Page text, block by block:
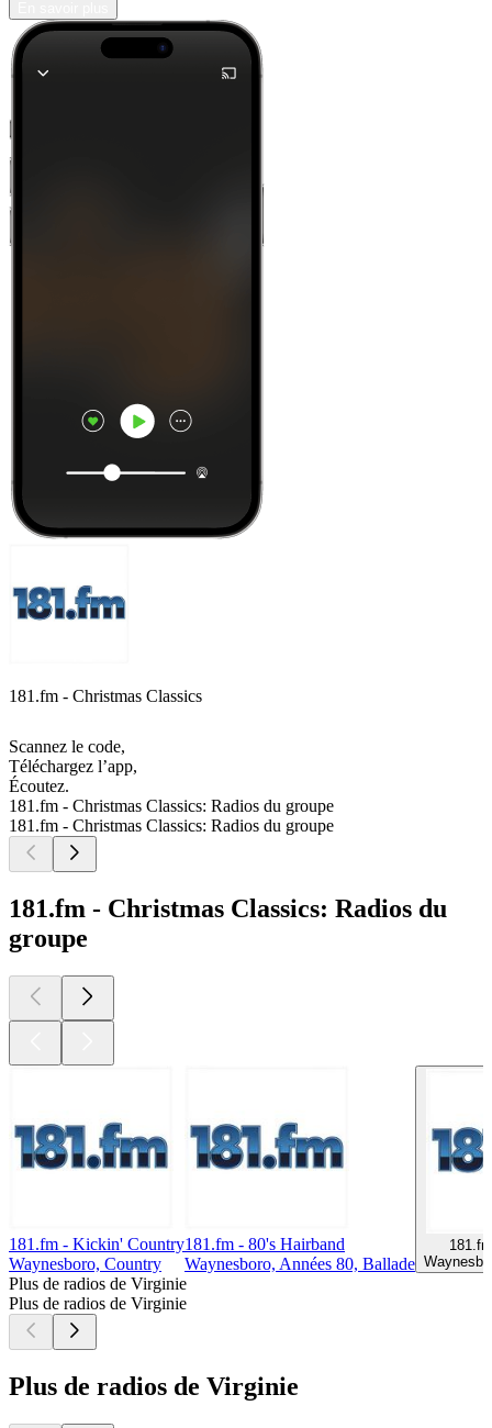
181.fm - Christmas Classics
Scannez le code,
Téléchargez l’app,
Écoutez.
181.fm - Christmas Classics: Radios du groupe
181.fm - Christmas Classics: Radios du groupe
181.fm - Christmas Classics: Radios du
groupe
181.fm - Kickin' Country
Waynesboro, Country
181.fm - 80's Hairband
Waynesboro, Années 80, Ballade
Plus de radios de Virginie
Plus de radios de Virginie
Plus de radios de Virginie